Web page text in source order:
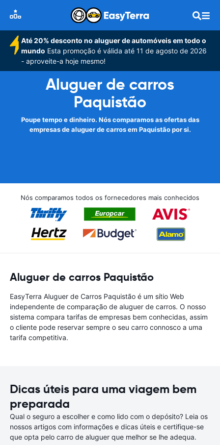
Até 20% desconto no aluguer de automóveis em todo o
mundo Esta promoção é válida até 11 de agosto de 2026
- aproveite-a hoje mesmo!
Aluguer de carros
Paquistão
Poupe tempo e dinheiro. Nós comparamos as ofertas das
empresas de aluguer de carros em Paquistão por si.
Nós comparamos todos os fornecedores mais conhecidos
Aluguer de carros Paquistão
EasyTerra Aluguer de Carros Paquistão é um sítio Web
independente de comparação de aluguer de carros. O nosso
sistema compara tarifas de empresas bem conhecidas, assim
o cliente pode reservar sempre o seu carro connosco a uma
tarifa competitiva.
Dicas úteis para uma viagem bem
preparada
Qual o seguro a escolher e como lido com o depósito? Leia os
nossos artigos com informações e dicas úteis e certifique-se
que opta pelo carro de aluguer que melhor se lhe adequa.